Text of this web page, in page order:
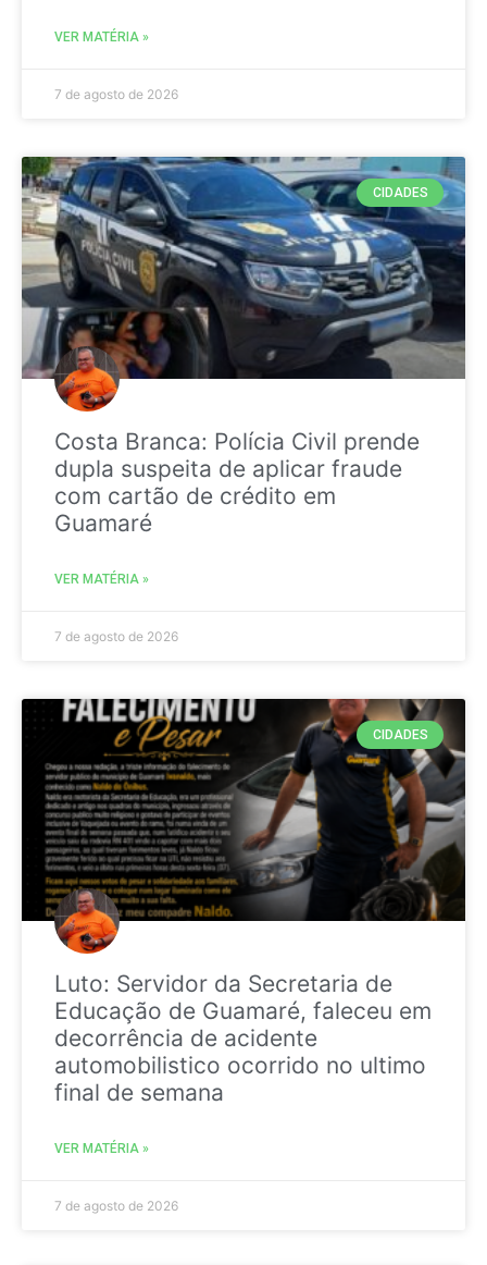
VER MATÉRIA »
7 de agosto de 2026
CIDADES
Costa Branca: Polícia Civil prende
dupla suspeita de aplicar fraude
com cartão de crédito em
Guamaré
VER MATÉRIA »
7 de agosto de 2026
CIDADES
Luto: Servidor da Secretaria de
Educação de Guamaré, faleceu em
decorrência de acidente
automobilistico ocorrido no ultimo
final de semana
VER MATÉRIA »
7 de agosto de 2026